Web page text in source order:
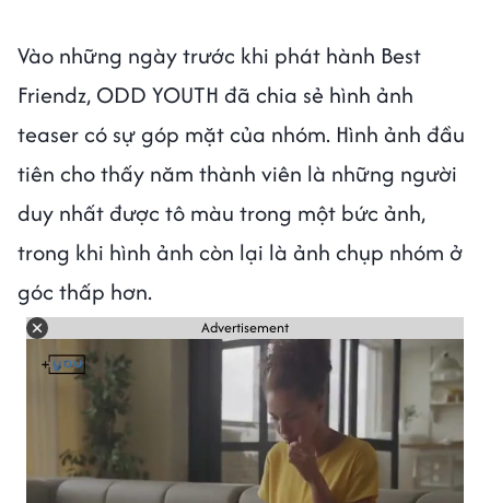
Vào những ngày trước khi phát hành Best
Friendz, ODD YOUTH đã chia sẻ hình ảnh
teaser có sự góp mặt của nhóm. Hình ảnh đầu
tiên cho thấy năm thành viên là những người
duy nhất được tô màu trong một bức ảnh,
trong khi hình ảnh còn lại là ảnh chụp nhóm ở
góc thấp hơn.
Advertisement